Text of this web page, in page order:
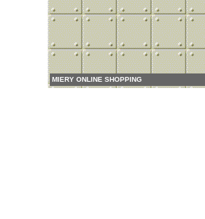
MIERY ONLINE SHOPPING